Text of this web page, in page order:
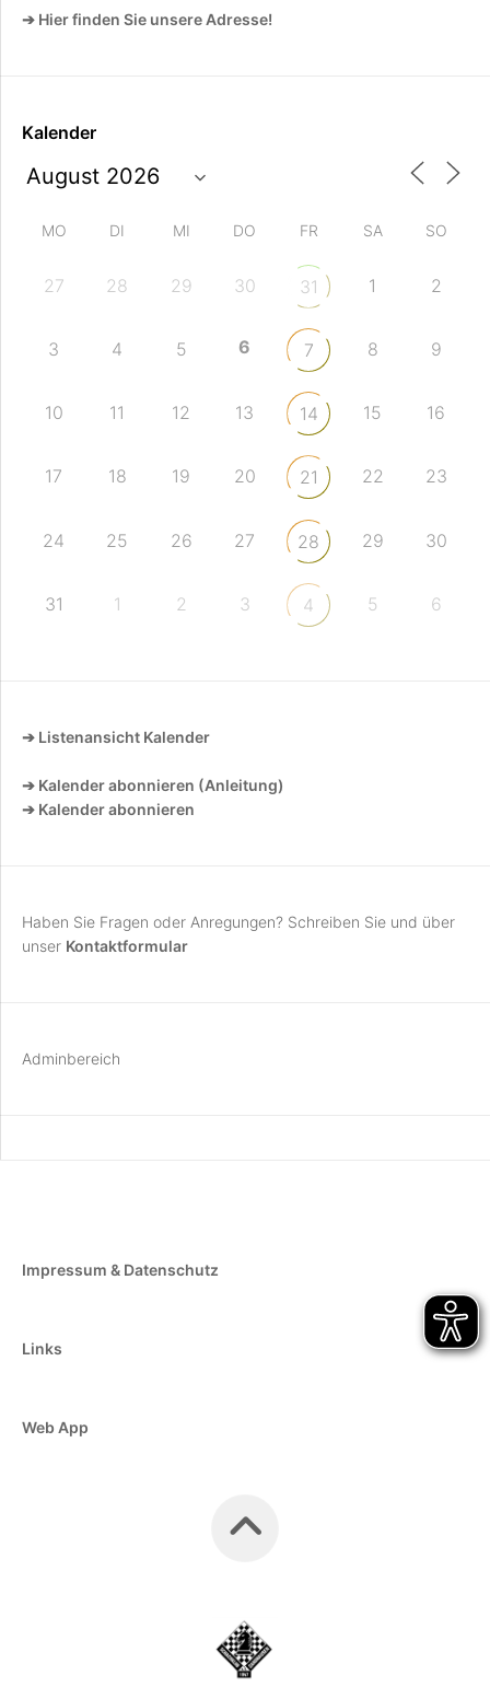
➔ Hier finden Sie unsere Adresse!
Kalender
MO DI MI DO FR SA SO
27 28 29 30 31 1 2
3 4 5 6 7 8 9
10 11 12 13 14 15 16
17 18 19 20 21 22 23
24 25 26 27 28 29 30
31 1 2 3 4 5 6
➔ Listenansicht Kalender
➔ Kalender abonnieren (Anleitung)
➔ Kalender abonnieren
Haben Sie Fragen oder Anregungen? Schreiben Sie und über
unser Kontaktformular
Adminbereich
Impressum & Datenschutz
Links
Web App